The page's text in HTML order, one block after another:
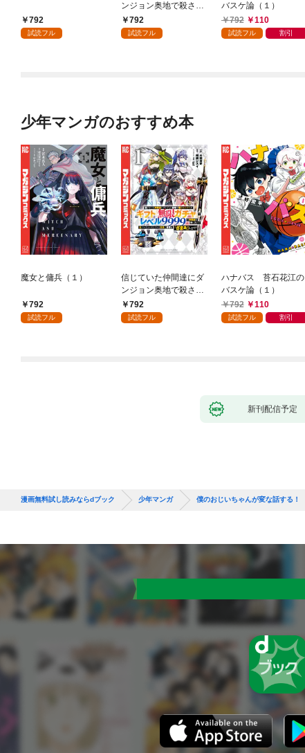
792
試読フル
ンジョン奥地で殺され
かけたがギフト『無限
ガチャ』でレベル９９
792
試読フル
バスケ論（１）
792
110
試読フル 割引
少年マンガのおすすめ本
魔女と傭兵（１）
792
試読フル
信じていた仲間達にダ
ンジョン奥地で殺され
かけたがギフト『無限
ガチャ』でレベル９９
792
試読フル
ハナバス 苔石花江の
バスケ論（１）
792
110
試読フル 割引
新刊配信予定
漫画無料試し読みならdブック 少年マンガ 僕のおじいちゃんが変な話する！